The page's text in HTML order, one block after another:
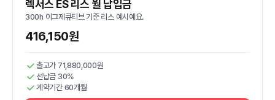
렉서스 ES 리스 월 납입금
300h 이그제큐티브 기준 리스 예시예요.
416,150원
출고가 71,880,000원
선납금 30%
계약기간 60개월